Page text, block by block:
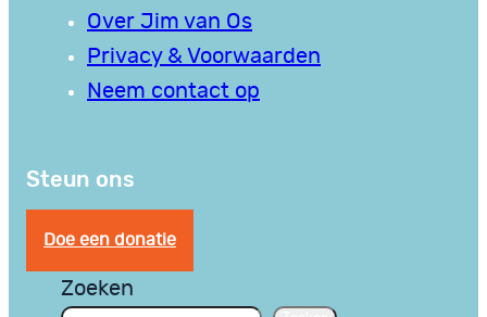
Over Jim van Os
Privacy & Voorwaarden
Neem contact op
Steun ons
Doe een donatie
Zoeken